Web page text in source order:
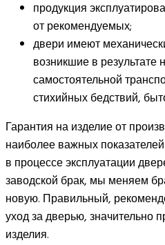
продукция
от рекомендуемых;
двери имеют
возникшие в результате
самостоятельной
стихийных бедствий,
Гарантия на изделие от
наиболее важных
в процессе эксплуатации
заводской брак, мы меняем
новую. Правильный,
уход за дверью, значительно
изделия.